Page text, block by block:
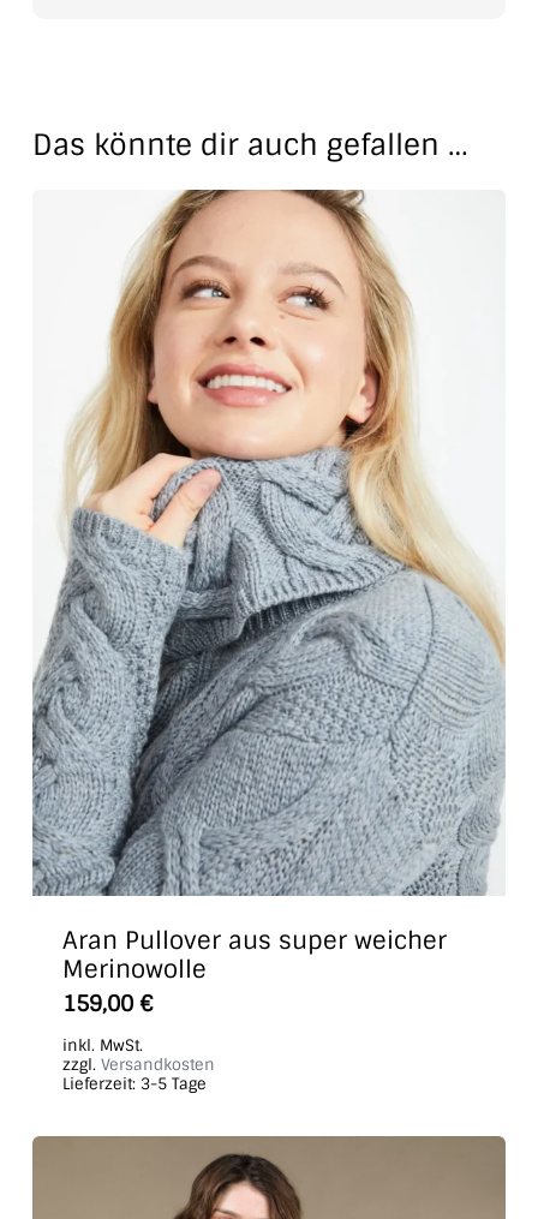
Das könnte dir auch gefallen …
Aran Pullover aus super weicher
Merinowolle
159,00 €
inkl. MwSt.
zzgl. Versandkosten
Lieferzeit: 3-5 Tage